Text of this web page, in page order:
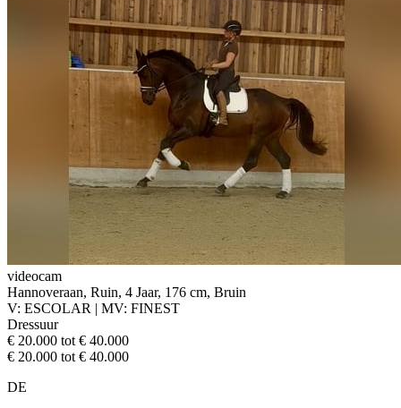
videocam
Hannoveraan, Ruin, 4 Jaar, 176 cm, Bruin
V: ESCOLAR | MV: FINEST
Dressuur
€ 20.000 tot € 40.000
€ 20.000 tot € 40.000
DE